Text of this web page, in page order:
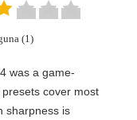
(1)
was a game-
cover most
sharpness is